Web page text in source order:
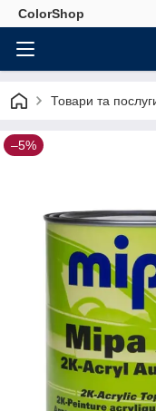
ColorShop
Товари та
–5%